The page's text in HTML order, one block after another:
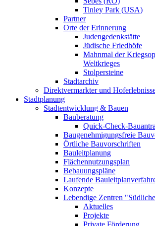
Tinley Park (USA)
Partner
Orte der Erinnerung
Judengedenkstätte
Jüdische Friedhöfe
Mahnmal der
Weltkrieges
Stolpersteine
Stadtarchiv
Direktvermarkter und
Stadtplanung
Stadtentwicklung & Bauen
Bauberatung
Quick-Check-
Baugenehmigungsfreie
Örtliche Bauvorschriften
Bauleitplanung
Flächennutzungsplan
Bebauungspläne
Laufende
Konzepte
Lebendige Zentren
Aktuelles
Projekte
Private Förderung